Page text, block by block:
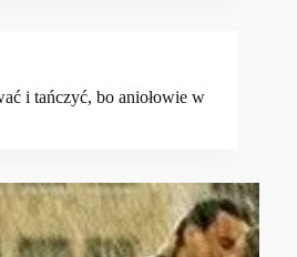
i tańczyć, bo aniołowie w